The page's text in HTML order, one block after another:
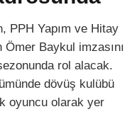
PPH Yapım ve Hitay
Ömer Baykul imzasını
rol alacak.
dövüş kulübü
oyuncu olarak yer